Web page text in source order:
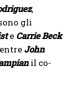
,
gli
e Carrie Beck
John
il co-